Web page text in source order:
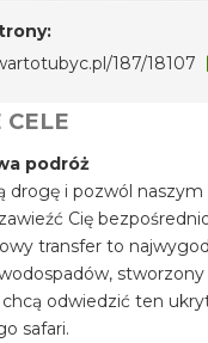
187/18107
CELE
podróż
drogę i pozwól
Cię
transfer to
stworzony
odwiedzić ten
safari.